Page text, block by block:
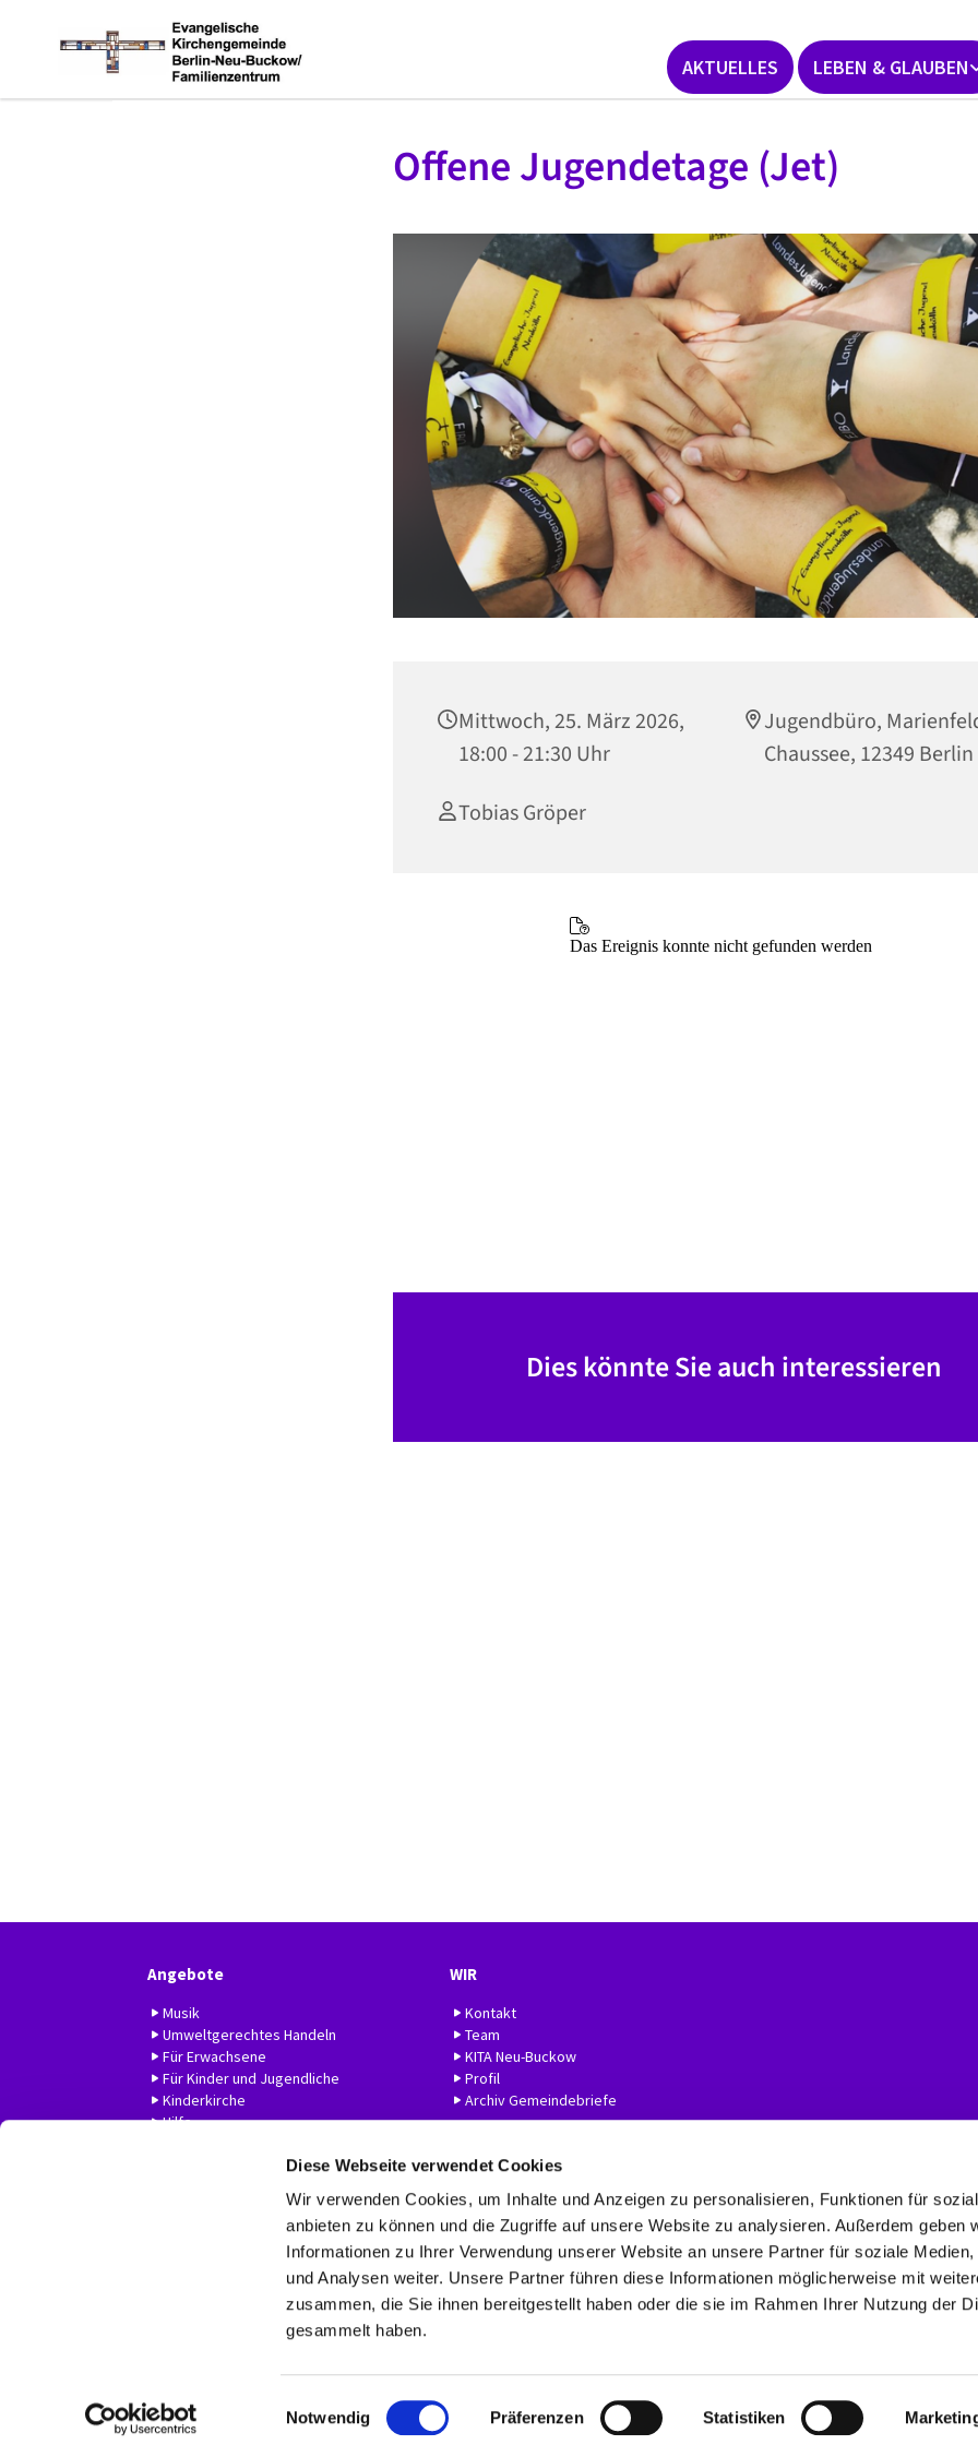
Diese Webseite verwendet Cookies
Wir verwenden Cookies, um Inhalte und Anzeigen zu personalisieren, Funktionen für
anbieten zu können und die Zugriffe auf unsere Website zu analysieren. Außerdem geben
Informationen zu Ihrer Verwendung unserer Website an unsere Partner für soziale Medien,
und Analysen weiter. Unsere Partner führen diese Informationen möglicherweise mit
zusammen, die Sie ihnen bereitgestellt haben oder die sie im Rahmen Ihrer Nutzung der
gesammelt haben.
i
Notwendig Präferenzen Statistiken
AKTUELLES LEBEN & GLAUBEN
Offene Jugendetage (Jet)
Mittwoch, 25. März 2026,
18:00 - 21:30 Uhr
Jugendbüro,
Chaussee, 12349 Berlin
Tobias Gröper
Dies könnte Sie auch interessieren
Angebote
Musik
Umweltgerechtes Handeln
Für Erwachsene
Für Kinder und Jugendliche
Kinderkirche
Hilfe
WIR
Kontakt
Team
KITA Neu-Buckow
Profil
Archiv Gemeindebriefe
Kontaktinformationen Impressum Erklärung zur Barrierefreiheit